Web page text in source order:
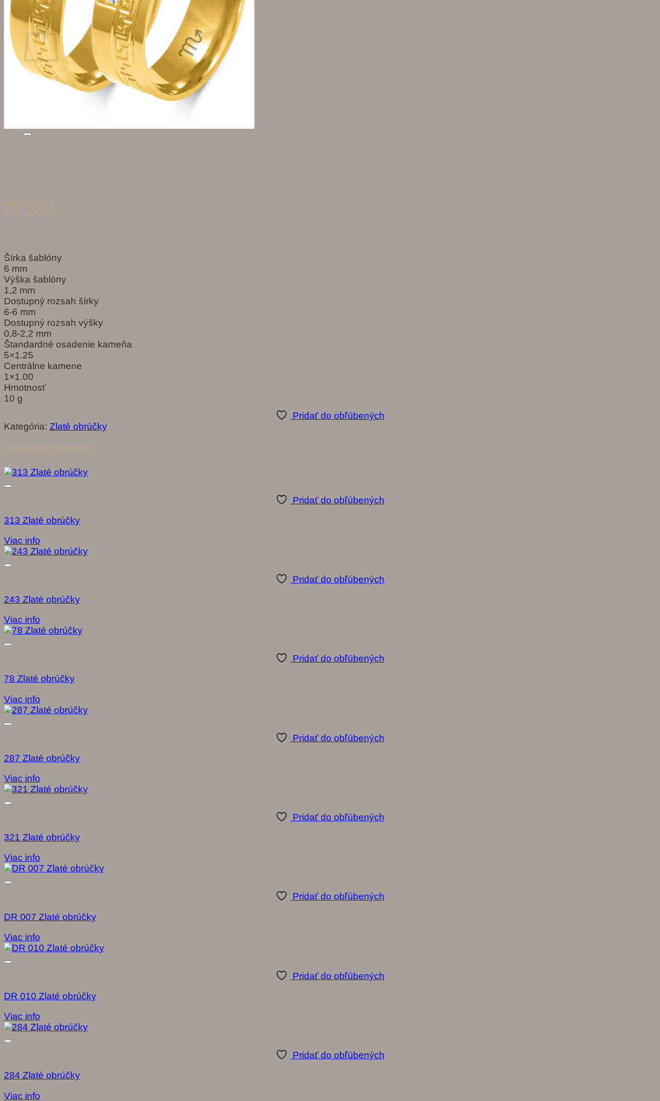
Košík
Žiadne produkty v košíku.
O 180
Šírka šablóny
6 mm
Výška šablóny
1,2 mm
Dostupný rozsah šírky
6-6 mm
Dostupný rozsah výšky
0,8-2,2 mm
Štandardné osadenie kameňa
5×1.25
Centrálne kamene
1×1.00
Hmotnosť
10 g
Pridať do obľúbených
Kategória: Zlaté obrúčky
Súvisiace produkty
Pridať do obľúbených
313 Zlaté obrúčky
Viac info
Pridať do obľúbených
243 Zlaté obrúčky
Viac info
Pridať do obľúbených
78 Zlaté obrúčky
Viac info
Pridať do obľúbených
287 Zlaté obrúčky
Viac info
Pridať do obľúbených
321 Zlaté obrúčky
Viac info
Pridať do obľúbených
DR 007 Zlaté obrúčky
Viac info
Pridať do obľúbených
DR 010 Zlaté obrúčky
Viac info
Pridať do obľúbených
284 Zlaté obrúčky
Viac info